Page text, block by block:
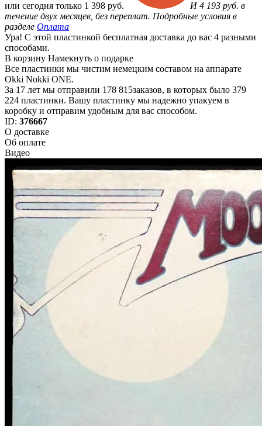
или сегодня только 1 398 руб.
И 4 193 руб. в
течение двух месяцев, без переплат. Подробные условия в
разделе Оплата
Ура! С этой пластинкой бесплатная доставка до вас 4 разными
способами.
В корзину Намекнуть о подарке
Все пластинки мы чистим немецким составом на аппарате
Okki Nokki ONE.
За 17 лет мы отправили 178 815заказов, в которых было 379
224 пластинки. Вашу пластинку мы надежно упакуем в
коробку и отправим удобным для вас способом.
ID: 376667
О доставке
Об оплате
Видео